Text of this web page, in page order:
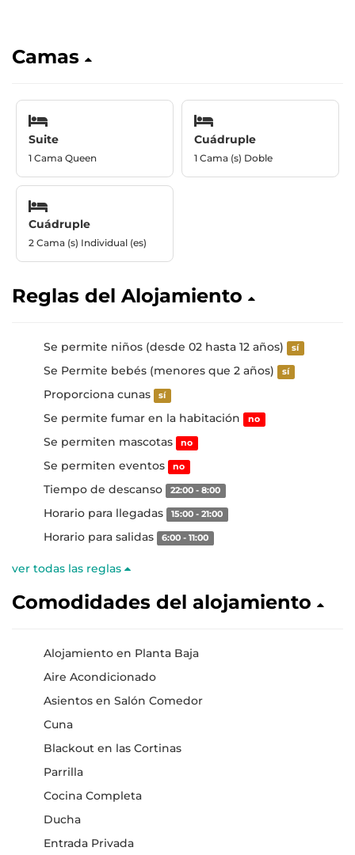
Camas
Suite
1 Cama Queen
Cuádruple
1 Cama (s) Doble
Cuádruple
2 Cama (s) Individual (es)
Reglas del Alojamiento
Se permite niños (desde 02 hasta 12 años) sí
Se Permite bebés (menores que 2 años) sí
Proporciona cunas sí
Se permite fumar en la habitación no
Se permiten mascotas no
Se permiten eventos no
Tiempo de descanso 22:00 - 8:00
Horario para llegadas 15:00 - 21:00
Horario para salidas 6:00 - 11:00
ver todas las reglas
Comodidades del alojamiento
Alojamiento en Planta Baja
Aire Acondicionado
Asientos en Salón Comedor
Cuna
Blackout en las Cortinas
Parrilla
Cocina Completa
Ducha
Entrada Privada